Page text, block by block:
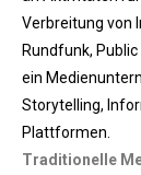
Verbreitung von
Rundfunk,
ein
Storytelling,
Plattformen.
Traditionelle